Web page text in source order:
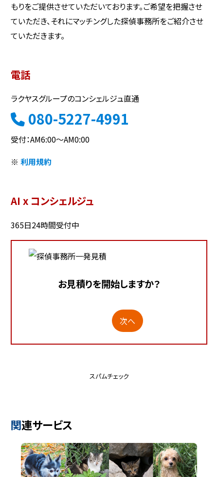
もりをご提供させていただいております。ご希望を把握させ
ていただき、それにマッチングした探偵事務所をご紹介させ
ていただきます。
電話
ラクヤスグループのコンシェルジュ直通
080-5227-4991
受付：AM6:00～AM0:00
※利用規約
AI x コンシェルジュ
365日24時間受付中
お見積りを開始しますか？
次へ
スパムチェック
関連サービス